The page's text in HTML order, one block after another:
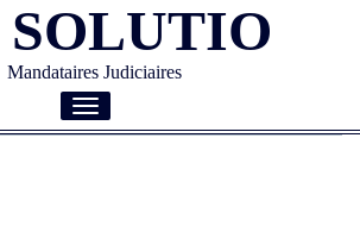
Mandataires Judiciaires
Toggle